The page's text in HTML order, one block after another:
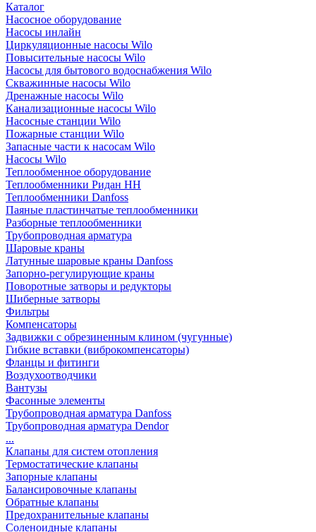
Каталог
Насосное оборудование
Насосы инлайн
Циркуляционные насосы Wilo
Повысительные насосы Wilo
Насосы для бытового водоснабжения Wilo
Скважинные насосы Wilo
Дренажные насосы Wilo
Канализационные насосы Wilo
Насосные станции Wilo
Пожарные станции Wilo
Запасные части к насосам Wilo
Насосы Wilo
Теплообменное оборудование
Теплообменники Ридан НН
Теплообменники Danfoss
Паяные пластинчатые теплообменники
Разборные теплообменники
Трубопроводная арматура
Шаровые краны
Латунные шаровые краны Danfoss
Запорно-регулирующие краны
Поворотные затворы и редукторы
Шиберные затворы
Фильтры
Компенсаторы
Задвижки с обрезиненным клином (чугунные)
Гибкие вставки (виброкомпенсаторы)
Фланцы и фитинги
Воздухоотводчики
Вантузы
Фасонные элементы
Трубопроводная арматура Danfoss
Трубопроводная арматура Dendor
...
Клапаны для систем отопления
Термостатические клапаны
Запорные клапаны
Балансировочные клапаны
Обратные клапаны
Предохранительные клапаны
Соленоидные клапаны